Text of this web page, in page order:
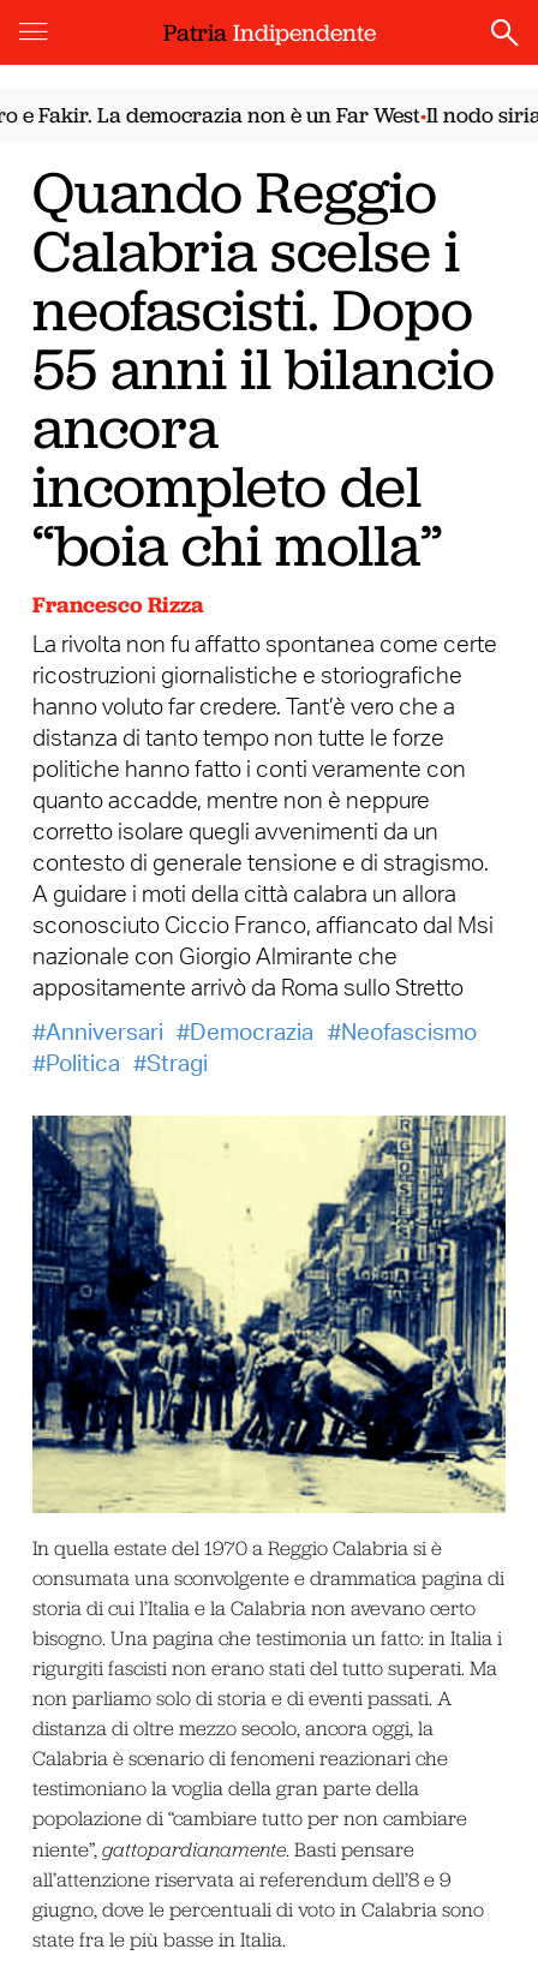
PatriaIndipendente
La democrazia non è un Far West•Il nodo siriano.
Quando Reggio
Calabria scelse i
neofascisti. Dopo
55 anni il bilancio
ancora
incompleto del
“boia chi molla”
Francesco Rizza
La rivolta non fu affatto spontanea come certe
ricostruzioni giornalistiche e storiografiche
hanno voluto far credere. Tant’è vero che a
distanza di tanto tempo non tutte le forze
politiche hanno fatto i conti veramente con
quanto accadde, mentre non è neppure
corretto isolare quegli avvenimenti da un
contesto di generale tensione e di stragismo.
A guidare i moti della città calabra un allora
sconosciuto Ciccio Franco, affiancato dal Msi
nazionale con Giorgio Almirante che
appositamente arrivò da Roma sullo Stretto
Anniversari
Democrazia
Neofascismo
Politica
Stragi
In quella estate del 1970 a Reggio Calabria si è
consumata una sconvolgente e drammatica pagina di
storia di cui l’Italia e la Calabria non avevano certo
bisogno. Una pagina che testimonia un fatto: in Italia i
rigurgiti fascisti non erano stati del tutto superati. Ma
non parliamo solo di storia e di eventi passati. A
distanza di oltre mezzo secolo, ancora oggi, la
Calabria è scenario di fenomeni reazionari che
testimoniano la voglia della gran parte della
popolazione di “cambiare tutto per non cambiare
niente”, gattopardianamente. Basti pensare
all’attenzione riservata ai referendum dell’8 e 9
giugno, dove le percentuali di voto in Calabria sono
state fra le più basse in Italia.